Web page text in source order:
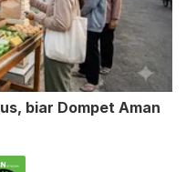
biar Dompet Aman